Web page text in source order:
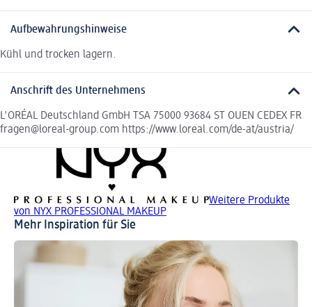
Aufbewahrungshinweise
Kühl und trocken lagern.
Anschrift des Unternehmens
L'ORÉAL Deutschland GmbH TSA 75000 93684 ST OUEN CEDEX FR
fragen@loreal-group.com https://www.loreal.com/de-at/austria/
Weitere Produkte
von NYX PROFESSIONAL MAKEUP
Mehr Inspiration für Sie